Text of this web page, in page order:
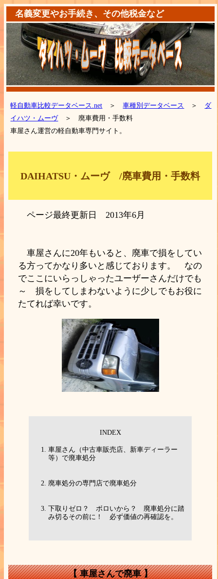
名義変更やお手続き、その他税金など
軽自動車比較データベース.net ＞車種別データベース ＞ ダ
イハツ・ムーヴ＞ 廃車費用・手数料
車屋さん運営の軽自動車専門サイト。
DAIHATSU・ムーヴ /廃車費用・手数料
ページ最終更新日 2013年6月
車屋さんに20年もいると、廃車で損をしてい
る方ってかなり多いと感じております。 なの
でここにいらっしゃったユーザーさんだけでも
～ 損をしてしまわないように少しでもお役に
たてれば幸いです。
INDEX
車屋さん（中古車販売店、新車ディーラー
等）で廃車処分
廃車処分の専門店で廃車処分
下取りゼロ？ ボロいから？ 廃車処分に踏
み切るその前に！ 必ず価値の再確認を。
【 車屋さんで廃車 】